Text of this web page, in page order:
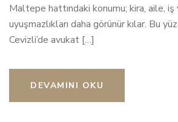
Maltepe hattındaki konumu; kira, aile, iş
uyuşmazlıkları daha görünür kılar. Bu
Cevizli’de avukat […]
DEVAMINI OKU